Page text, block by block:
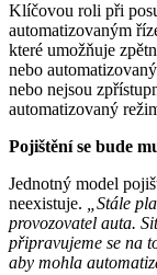
Klíčovou roli při
automatizovaným
které umožňuje
nebo
nebo nejsou
automatizovaný
Pojištění se bude
Jednotný model
neexistuje. „Stále
provozovatel auta.
připravujeme se na
aby mohla